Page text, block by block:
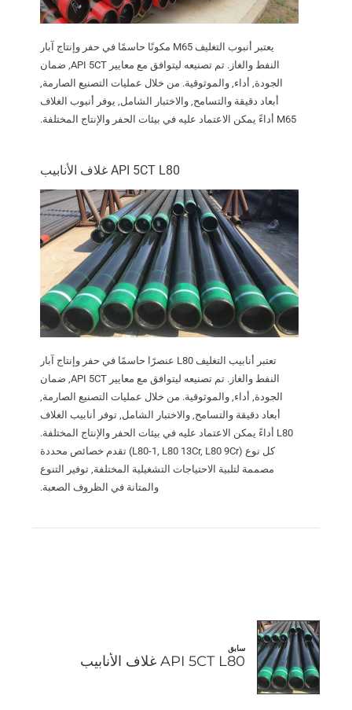
يعتبر أنبوب التغليف M65 مكونًا حاسمًا في حفر وإنتاج آبار
النفط والغاز. تم تصنيعه ليتوافق مع معايير API 5CT, ضمان
الجودة, أداء, والموثوقية. من خلال عمليات التصنيع الصارمة,
أبعاد دقيقة والتسامح, والاختبار الشامل, يوفر أنبوب الغلاف
M65 أداءً يمكن الاعتماد عليه في بيئات الحفر والإنتاج المختلفة.
API 5CT L80 غلاف الأنابيب
تعتبر أنابيب التغليف L80 عنصرًا حاسمًا في حفر وإنتاج آبار
النفط والغاز. تم تصنيعه ليتوافق مع معايير API 5CT, ضمان
الجودة, أداء, والموثوقية. من خلال عمليات التصنيع الصارمة,
أبعاد دقيقة والتسامح, والاختبار الشامل, توفر أنابيب الغلاف
L80 أداءً يمكن الاعتماد عليه في بيئات الحفر والإنتاج المختلفة.
كل نوع (L80-1, L80 13Cr, L80 9Cr) تقدم خصائص محددة
مصممة لتلبية الاحتياجات التشغيلية المختلفة, توفير التنوع
والمتانة في الظروف الصعبة.
سابق
API 5CT L80 غلاف الأنابيب